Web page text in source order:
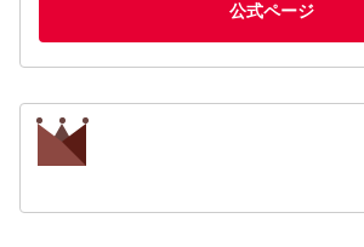
公式ページ